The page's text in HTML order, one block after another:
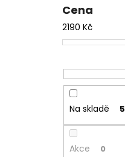
Cena
2190 Kč
Na skladě 5
Akce 0